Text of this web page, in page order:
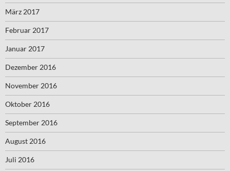
März 2017
Februar 2017
Januar 2017
Dezember 2016
November 2016
Oktober 2016
September 2016
August 2016
Juli 2016